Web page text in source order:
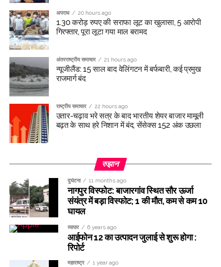
अपराध 20 hours ago
1.30 करोड़ रुपए की सराफा लूट का खुलासा, 5 आरोपी
गिरफ्तार, पूरा लूटा गया माल बरामद
अंतरराष्ट्रीय समाचार 21 hours ago
न्यूजीलैंड: 15 साल बाद वेलिंगटन में बर्फबारी, कई प्रमुख
राजमार्ग बंद
राष्ट्रीय समाचार 22 hours ago
उतार-चढ़ाव भरे सत्र के बाद भारतीय शेयर बाजार मामूली
बढ़त के साथ हरे निशान में बंद, सेंसेक्स 152 अंक उछला
रुझान
दुर्घटना 11 months ago
नागपुर विस्फोट: बाजारगांव स्थित सौर ऊर्जा
संयंत्र में बड़ा विस्फोट; 1 की मौत, कम से कम 10
घायल
व्यापार 6 years ago
आईफोन 12 का उत्पादन जुलाई से शुरू होगा :
रिपोर्ट
महाराष्ट्र 1 year ago